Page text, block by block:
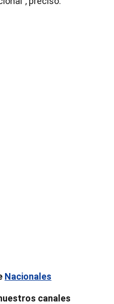
Nacionales
canales